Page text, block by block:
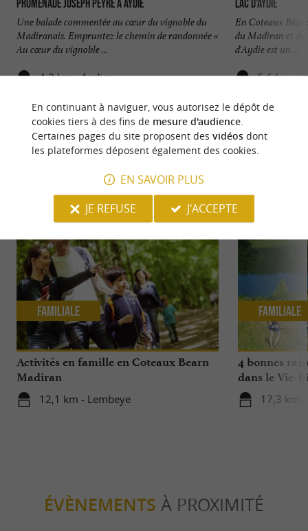
Promenade Joseph Peyré à Aydie
Une balade commentée au cœur du vignoble du
Madiranais. Empruntez le chemin de randonnée «
Au cœur du vignoble ...
4,2 km - Aydie
Lac d'Aydie
En Coteaux
du Madiran et du
d'Aydie est un ...
5,6 km -
NOUS AVONS TESTÉPOUR VOUS
Activités en famille en Coteaux Bearn
Madiran
12,1 km - Lembeye
Familiale
4 bonnes
dans le Vic-
17,3 km
Familiale
ÉVÈNEMENTS À PROXIMITÉ
En continuant à naviguer, vous autorisez le dépôt de
cookies tiers à des fins de mesure d'audience.
Certaines pages du site proposent des vidéosdont
les plateformes déposent également des cookies.
EN SAVOIR PLUS
JE REFUSE
J'ACCEPTE